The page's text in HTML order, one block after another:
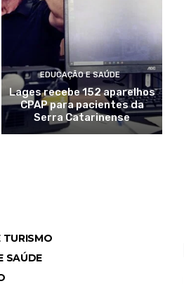
EDUCAÇÃO E SAÚDE
Lages recebe 152 aparelhos
CPAP para pacientes da
Serra Catarinense
TURISMO
SAÚDE